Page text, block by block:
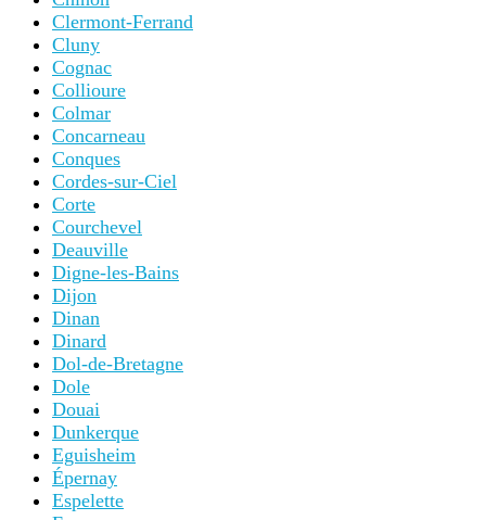
Clermont-Ferrand
Cluny
Cognac
Collioure
Colmar
Concarneau
Conques
Cordes-sur-Ciel
Corte
Courchevel
Deauville
Digne-les-Bains
Dijon
Dinan
Dinard
Dol-de-Bretagne
Dole
Douai
Dunkerque
Eguisheim
Épernay
Espelette